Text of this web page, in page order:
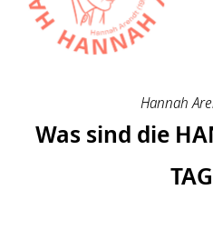
Hannah
Was sind die